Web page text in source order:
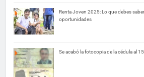
Renta Joven 2025: Lo que debes
oportunidades
Se acabó la fotocopia de la cédula al